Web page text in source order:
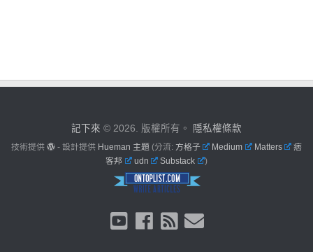
記下來 © 2026. 版權所有。 隱私權條款
技術提供 - 設計提供 Hueman 主題 (分流: 方格子 Medium Matters
痞
客邦
udn Substack )